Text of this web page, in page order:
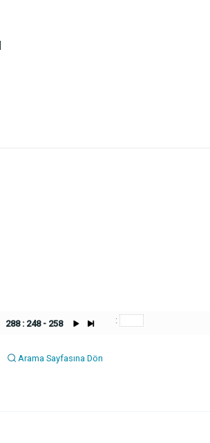
288 : 248 - 258 :
Arama Sayfasına Dön